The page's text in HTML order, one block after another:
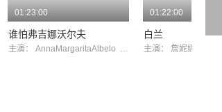
01:23:00
谁怕弗吉娜沃尔夫
主演： AnnaMargaritaAlbelo GuinevereTurner
01:22:00
白兰
主演： 詹妮娜·加